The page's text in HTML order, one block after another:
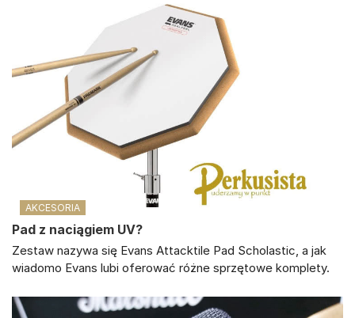
AKCESORIA
Pad z naciągiem UV?
Zestaw nazywa się Evans Attacktile Pad Scholastic, a jak
wiadomo Evans lubi oferować różne sprzętowe komplety.